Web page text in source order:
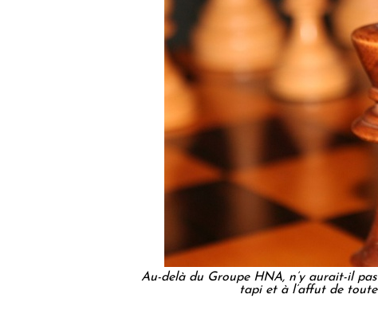
Au-delà du Groupe HNA, n’y aurait-il
tapi et à l’affut de